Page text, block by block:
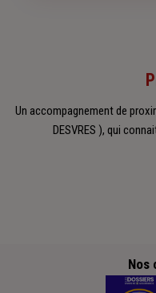
Un accompagnement de
DESVRES ), qui
Nos